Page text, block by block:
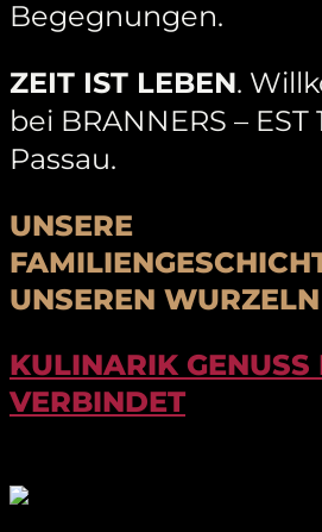
Begegnungen.
ZEIT IST LEBEN.
bei BRANNERS – EST
Passau.
UNSERE
UNSEREN WURZELN
KULINARIK GENUSS
VERBINDET